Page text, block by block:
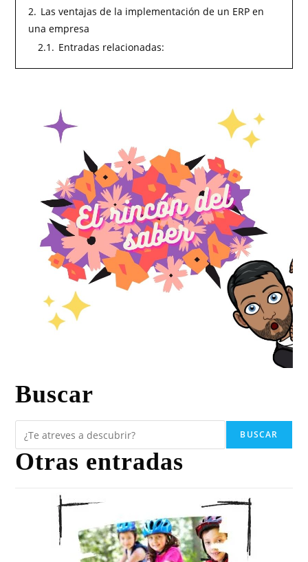
2. Las ventajas de la implementación de un ERP en
una empresa
2.1. Entradas relacionadas:
Buscar
BUSCAR
Otras entradas